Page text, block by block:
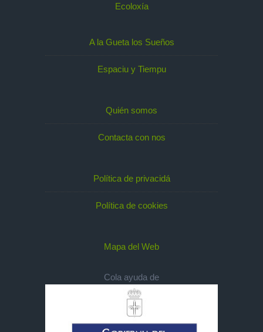
Ecoloxía
A la Gueta los Sueños
Espaciu y Tiempu
Quién somos
Contacta con nos
Política de privacidá
Política de cookies
Mapa del Web
Cola ayuda de